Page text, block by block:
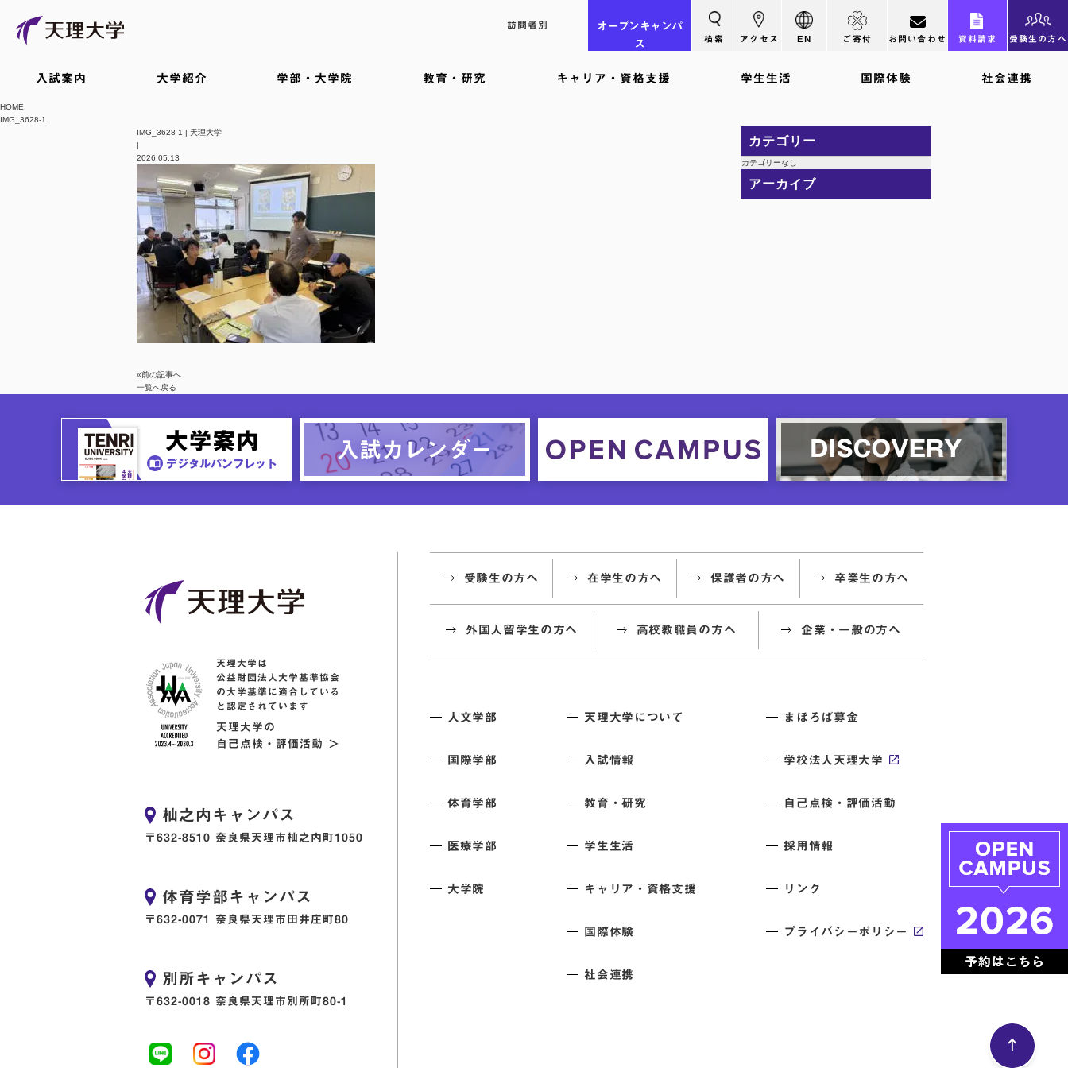
訪問者別 オープン キャンパ
ス
検索 アクセス EN ご寄付 お問い合わせ 資料請求 受験生の方へ
入試案内 大学紹介 学部・大学院 教育・研究 キャリア・資格支援 学生生活 国際体験 社会連携
HOME
IMG_3628-1
IMG_3628-1 | 天理大学
|
2026.05.13
«前の記事へ
一覧へ戻る
カテゴリー
カテゴリーなし
アーカイブ
天理大学は
公益財団法人大学基準協会
の大学基準に適合している
と認定されています
天理大学の
自己点検・評価活動 ＞
杣之内キャンパス
〒632-8510 奈良県天理市杣之内町1050
体育学部キャンパス
〒632-0071 奈良県天理市田井庄町80
別所キャンパス
〒632-0018 奈良県天理市別所町80-1
受験生の方へ 在学生の方へ 保護者の方へ 卒業生の方へ
外国人留学生の方へ 高校教職員の方へ 企業・一般の方へ
人文学部
国際学部
体育学部
医療学部
大学院
天理大学について
入試情報
教育・研究
学生生活
キャリア・資格支援
国際体験
社会連携
まほろば募金
学校法人天理大学
自己点検・評価活動
採用情報
リンク
プライバシーポリシー